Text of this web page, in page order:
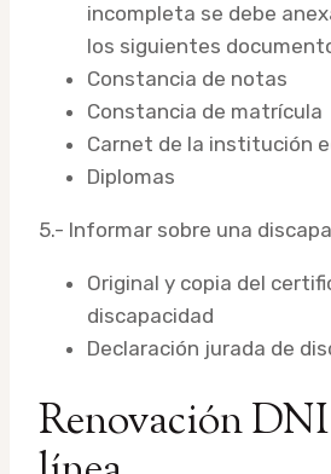
incompleta se debe
los siguientes
Constancia de notas
Constancia de matrícula
Carnet de la institución
Diplomas
5.- Informar sobre una
Original y copia del
discapacidad
Declaración jurada de
Renovación